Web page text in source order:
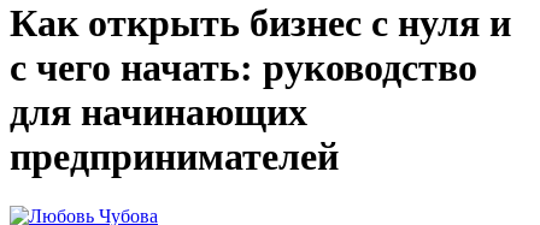
Как открыть бизнес с нуля и
с чего начать: руководство
для начинающих
предпринимателей